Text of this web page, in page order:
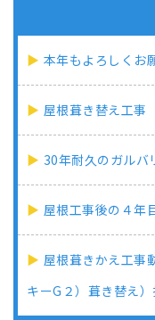
本年もよろしくお
屋根葺き替え工
30年耐久のガルバ
屋根工事後の４年
屋根葺きかえ工事
キーG２）葺き替え